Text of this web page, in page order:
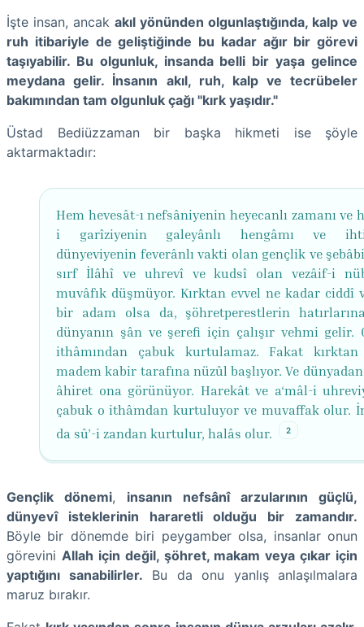
İşte insan, ancak akıl yönünden olgunlaştığında, kalp ve
ruh itibariyle de geliştiğinde bu kadar ağır bir görevi
taşıyabilir. Bu olgunluk, insanda belli bir yaşa gelince
meydana gelir. İnsanın akıl, ruh, kalp ve tecrübeler
bakımından tam olgunluk çağı "kırk yaşıdır."
Üstad Bediüzzaman bir başka hikmeti ise şöyle
aktarmaktadır:
Hem hevesât-ı nefsâniyenin heyecanlı zamanı ve
i garîziyenin galeyânlı hengâmı ve
dünyeviyenin feverânlı vakti olan gençlik ve
sırf İlâhî ve uhrevî ve kudsî olan vezâif-i
muvâfık düşmüyor. Kırktan evvel ne kadar ciddî
bir adam olsa da, şöhretperestlerin
dünyanın şân ve şerefi için çalışır vehmi gelir.
ithâmından çabuk kurtulamaz. Fakat
madem kabir tarafına nüzûl başlıyor. Ve
âhiret ona görünüyor. Harekât ve a‘mâl-i
çabuk o ithâmdan kurtuluyor ve muvaffak olur.
da sû’-i zandan kurtulur, halâs olur.
2
Gençlik dönemi, insanın
nefsânî arzularının güçlü,
dünyevî isteklerinin hararetli olduğu bir zamandır.
Böyle bir dönemde biri peygamber olsa, insanlar onun
görevini Allah için değil, şöhret, makam veya çıkar için
yaptığını sanabilirler. Bu da onu yanlış anlaşılmalara
maruz bırakır.